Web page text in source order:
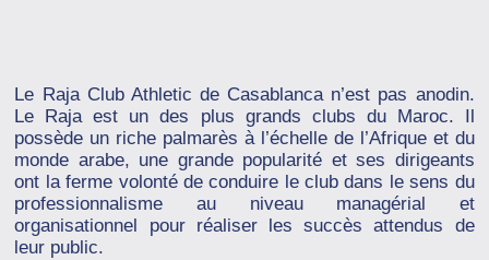
Le Raja Club Athletic de Casablanca n’est pas anodin.
Le Raja est un des plus grands clubs du Maroc. Il
possède un riche palmarès à l’échelle de l’Afrique et du
monde arabe, une grande popularité et ses dirigeants
ont la ferme volonté de conduire le club dans le sens du
professionnalisme au niveau managérial et
organisationnel pour réaliser les succès attendus de
leur public.